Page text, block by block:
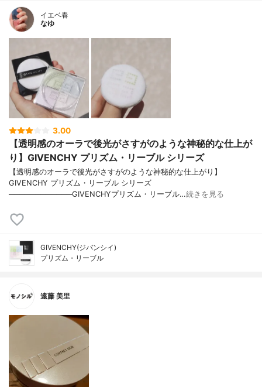
イエベ春
なゆ
3.00
【透明感のオーラで後光がさすがのような神秘的な仕上が
り】GIVENCHY プリズム・リーブル シリーズ
【透明感のオーラで後光がさすがのような神秘的な仕上がり】
GIVENCHY プリズム・リーブル シリーズ
────────────GIVENCHYプリズム・リーブル…続きを見る
GIVENCHY(ジバンシイ)
プリズム・リーブル
遠藤 美里